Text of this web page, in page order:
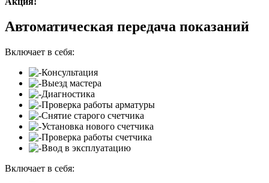
Автоматическая передача показаний
Включает в себя:
Консультация
Выезд мастера
Диагностика
Проверка работы арматуры
Снятие старого счетчика
Установка нового счетчика
Проверка работы счетчика
Ввод в эксплуатацию
Включает в себя: